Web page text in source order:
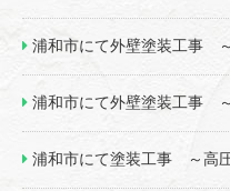
浦和市にて外壁塗装工事
浦和市にて外壁塗装工事
浦和市にて塗装工事 ～高